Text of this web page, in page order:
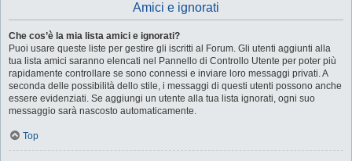
Amici e ignorati
Che cos’è la mia lista amici e ignorati?
Puoi usare queste liste per gestire gli iscritti al Forum. Gli utenti aggiunti alla
tua lista amici saranno elencati nel Pannello di Controllo Utente per poter più
rapidamente controllare se sono connessi e inviare loro messaggi privati. A
seconda delle possibilità dello stile, i messaggi di questi utenti possono anche
essere evidenziati. Se aggiungi un utente alla tua lista ignorati, ogni suo
messaggio sarà nascosto automaticamente.
Top